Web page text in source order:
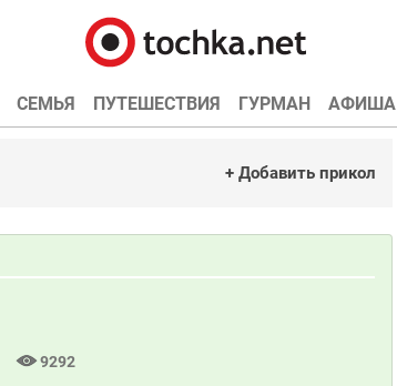
СЕМЬЯ ПУТЕШЕСТВИЯ ГУРМАН АФИША
+ Добавить прикол
9292